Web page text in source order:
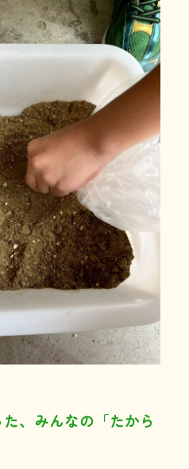
、みんなの「たから